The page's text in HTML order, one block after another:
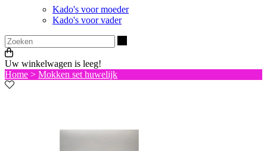
Kado's voor moeder
Kado's voor vader
Uw winkelwagen is leeg!
Home > Mokken set huwelijk